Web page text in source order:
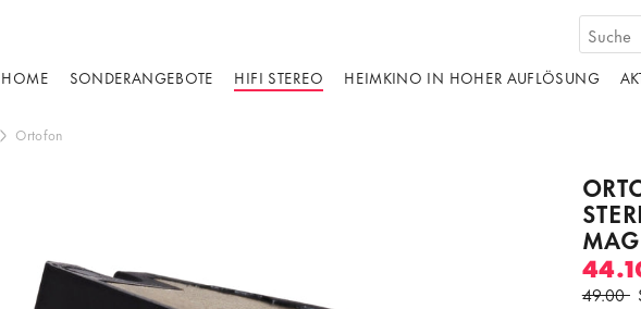
HOME SONDERANGEBOTE HIFI STEREO HEIMKINO IN HOHER AUFLÖSUNG
Ortofon
49.00